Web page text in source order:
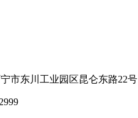
市东川工业园区昆仑东路22号